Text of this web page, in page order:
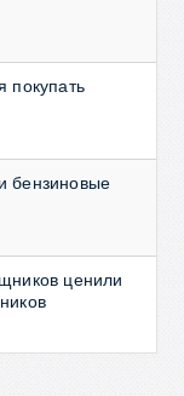
покупать
бензиновые
ценили